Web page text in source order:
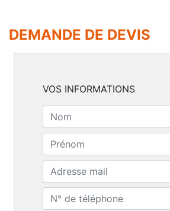
DEMANDE DE DEVIS
VOS INFORMATIONS